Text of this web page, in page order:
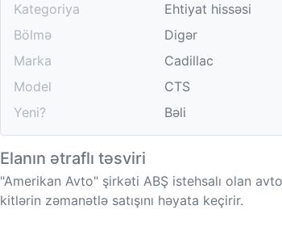
Kategoriya
Ehtiyat hissəsi
Bölmə
Digər
Marka
Cadillac
Model
CTS
Yeni?
Bəli
Elanın ətraflı təsviri
"Amerikan Avto" şirkəti ABŞ istehsalı olan
kitlərin zəmanətlə satışını həyata keçirir.